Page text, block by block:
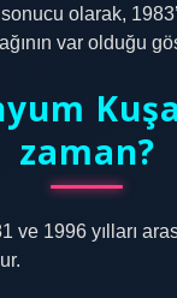
sonucu olarak,
var olduğu
zaman?
ve 1996 yılları